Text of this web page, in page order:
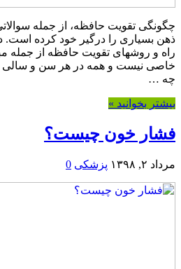
چگونگی تقویت حافظه، از جمله
ذهن بسیاری را درگیر خود کرده است.
راه و روشهای تقویت حافظه از
خاصی نیست و همه در هر سن و سالی
چه …
بیشتر بخوانید »
فشار خون چیست؟
مرداد ۲, ۱۳۹۸ پزشکی 0